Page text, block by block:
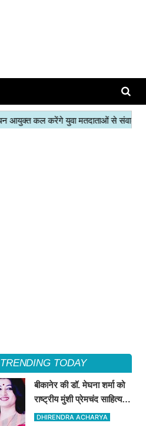
TRENDING TODAY
बीकानेर की डॉ. मेघना शर्मा को
राष्ट्रीय मुंशी प्रेमचंद साहित्य
रत्न सम्मान 2026
DHIRENDRA ACHARYA